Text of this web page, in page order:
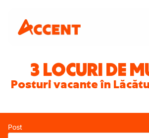
3 LOCURI DE
Posturi vacante în
Post